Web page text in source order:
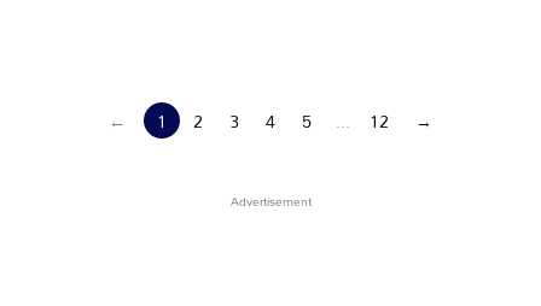
← 1 2 3 4 5 ... 12 →